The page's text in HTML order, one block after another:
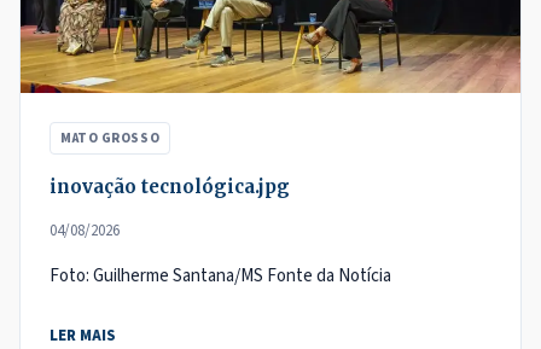
MATO GROSSO
inovação tecnológica.jpg
04/08/2026
Foto: Guilherme Santana/MS Fonte da Notícia
LER MAIS